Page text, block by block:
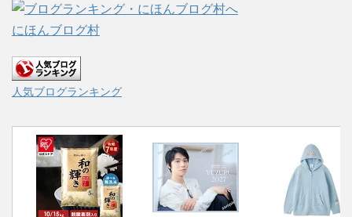
にほんブログ村
人気ブログランキング